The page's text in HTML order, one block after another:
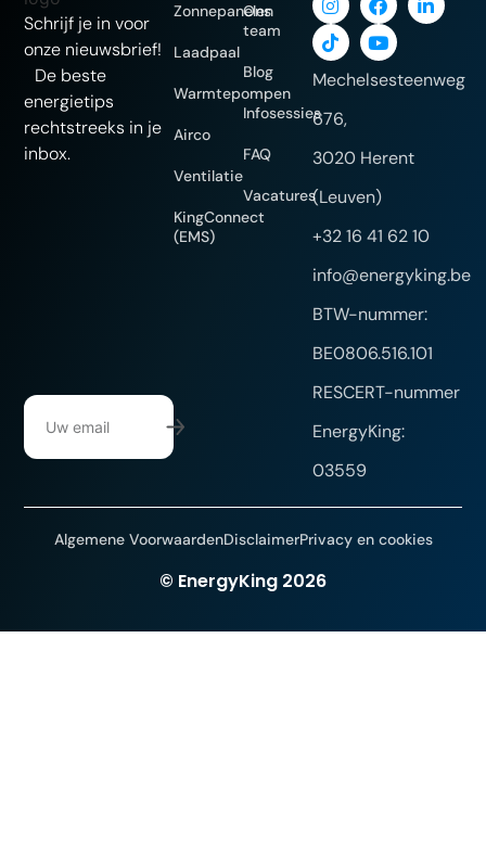
Schrijf je in voor
onze nieuwsbrief!
De beste
energietips
rechtstreeks in je
inbox.
Zonnepanelen
Laadpaal
Warmtepompen
Airco
Ventilatie
KingConnect
(EMS)
Ons
team
Blog
Infosessies
FAQ
Vacatures
Mechelsesteenweg
676,
3020 Herent
(Leuven)
+32 16 41 62 10
info@energyking.be
BTW-nummer:
BE0806.516.101
RESCERT-nummer
EnergyKing:
03559
© EnergyKing 2026
Algemene VoorwaardenDisclaimerPrivacy en cookies